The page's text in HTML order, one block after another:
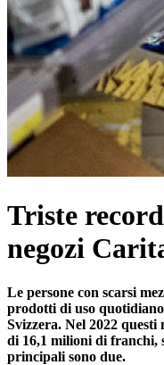
Triste
negozi
Le persone con scarsi
prodotti di uso
Svizzera. Nel 2022
di 16,1 milioni di franchi,
principali sono due.